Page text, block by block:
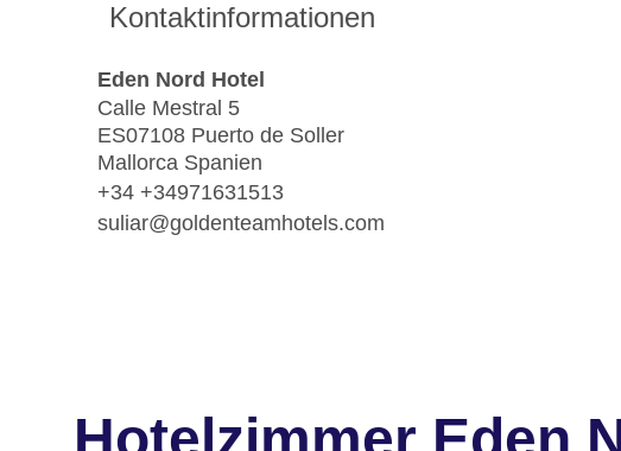
Kontaktinformationen
Eden Nord Hotel
Calle Mestral 5
ES07108 Puerto de Soller
Mallorca Spanien
+34 +34971631513
suliar@goldenteamhotels.com
Hotelzimmer Eden